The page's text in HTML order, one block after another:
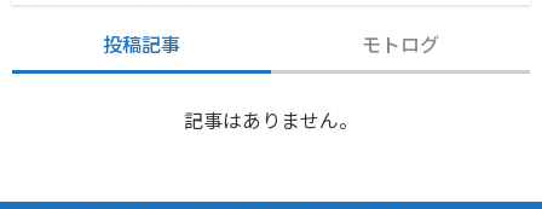
投稿記事 モトログ
記事はありません。